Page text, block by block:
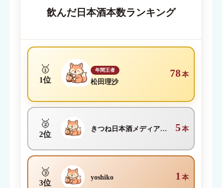
飲んだ日本酒本数ランキング
🥇
1位
年間王者
松田理沙
78 本
🥈
2位
きつね日本酒メディア編集部 5 本
🥉
3位
yoshiko 1 本